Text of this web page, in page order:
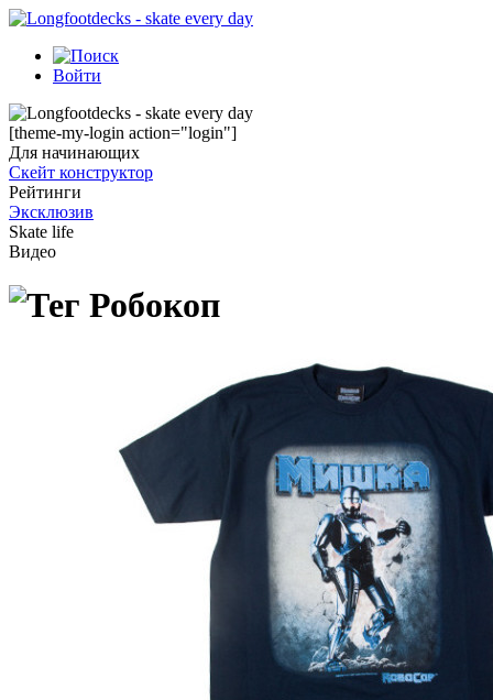
Войти
[theme-my-login action="login"]
Для начинающих
Скейт конструктор
Рейтинги
Эксклюзив
Skate life
Видео
Робокоп